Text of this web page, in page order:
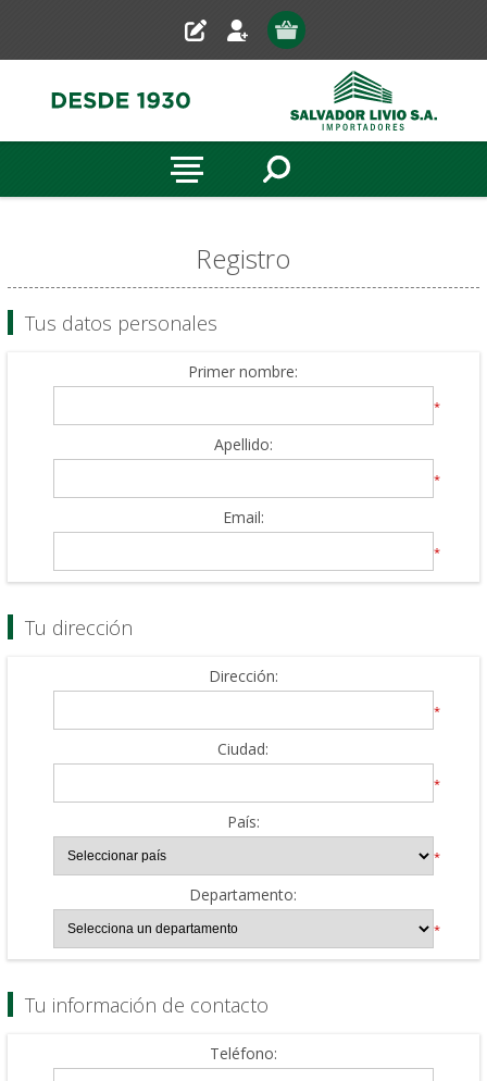
Registro
Tus datos personales
Primer nombre:
*
Apellido:
*
Email:
*
Tu dirección
Dirección:
*
Ciudad:
*
País:
*
Departamento:
*
Tu información de contacto
Teléfono: